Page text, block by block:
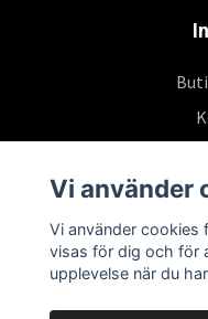
Vi använder
Vi använder cookies
visas för dig och för
upplevelse när du